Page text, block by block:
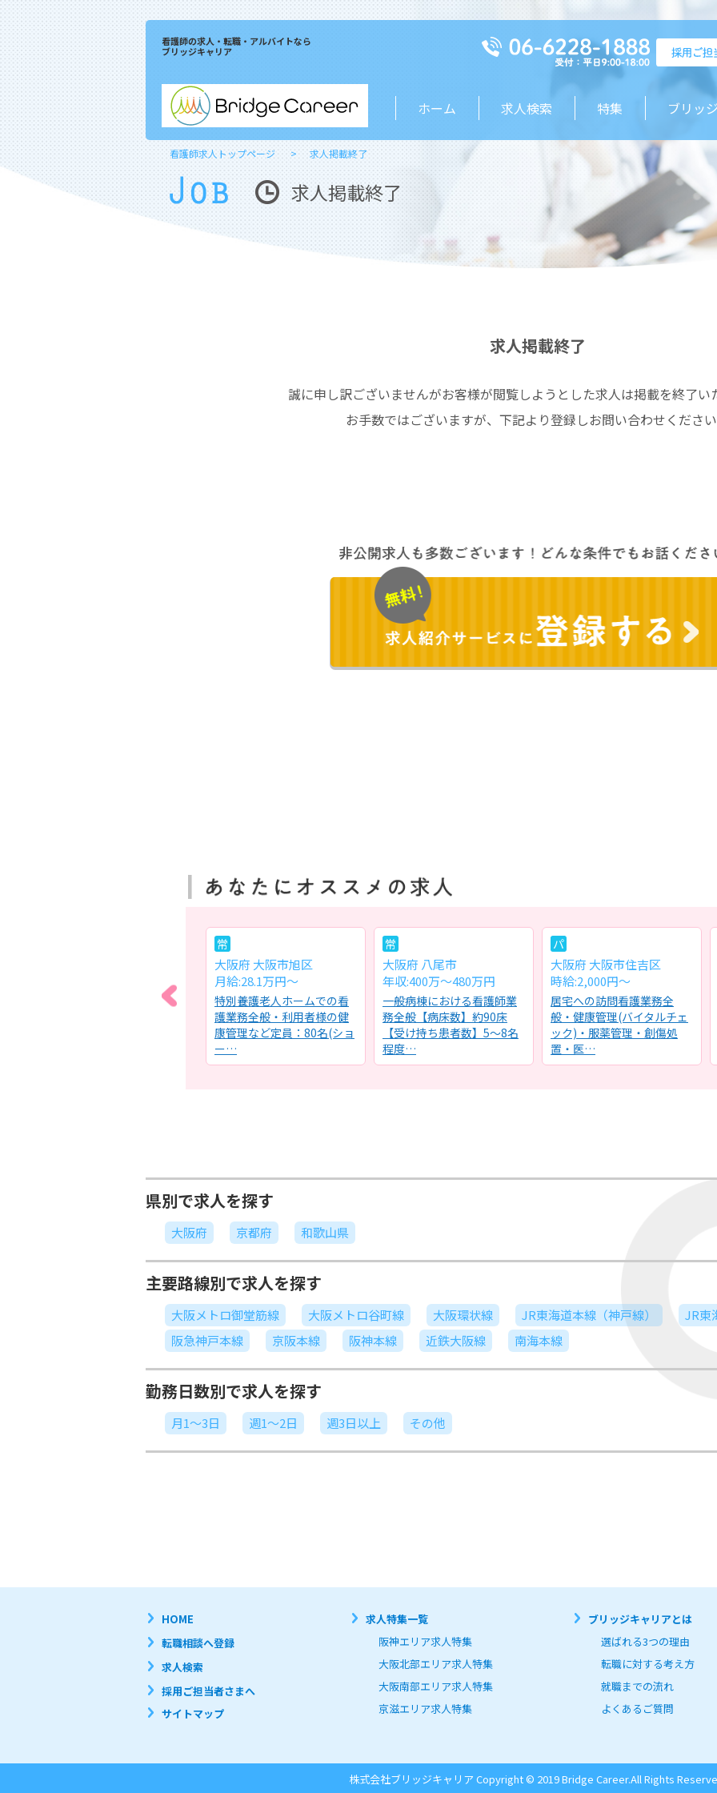
看護師の求人・転職・アルバイトなら
ブリッジキャリア
ホーム 求人検索 特集 ブリッ
看護師求人トップページ 求人掲載終了
求人掲載終了
求人掲載終了
誠に申し訳ございませんがお客様が閲覧しようとした求人は掲載を終了い
お手数ではございますが、下記より登録しお問い合わせください
居宅および施設内訪問看護
常
大阪府 大阪市旭区
月給:28.1万円～
特別養護老人ホームでの看
護業務全般・利用者様の健
康管理など定員：80名(ショ
ー…
常
大阪府 八尾市
年収:400万～480万円
一般病棟における看護師業
務全般【病床数】約90床
【受け持ち患者数】5～8名
程度…
パ
大阪府 大阪市住吉区
時給:2,000円～
居宅への訪問看護業務全
般・健康管理(バイタルチェ
ック)・服薬管理・創傷処
置・医…
県別で求人を探す
大阪府 京都府 和歌山県
主要路線別で求人を探す
大阪メトロ御堂筋線 大阪メトロ谷町線 大阪環状線 JR東海道本線（神戸線）
JR東
阪急神戸本線
京阪本線 阪神本線 近鉄大阪線 南海本線
勤務日数別で求人を探す
月1～3日 週1～2日 週3日以上 その他
HOME
転職相談へ登録
求人検索
採用ご担当者さまへ
サイトマップ
求人特集一覧
阪神エリア求人特集
大阪北部エリア求人特集
大阪南部エリア求人特集
京滋エリア求人特集
ブリッジキャリアとは
選ばれる3つの理由
転職に対する考え方
就職までの流れ
よくあるご質問
株式会社ブリッジキャリア Copyright © 2019 Bridge Career.All Rights